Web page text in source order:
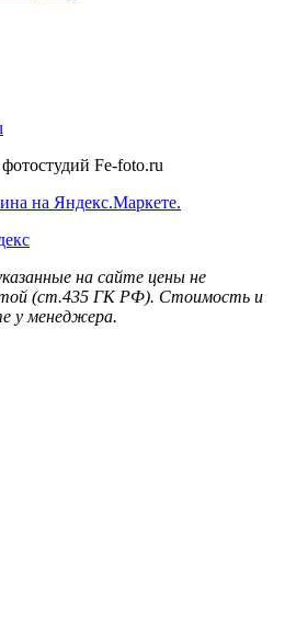
Fe-foto.ru
на сайте цены не
(ст.435 ГК РФ). Стоимость и
у менеджера.